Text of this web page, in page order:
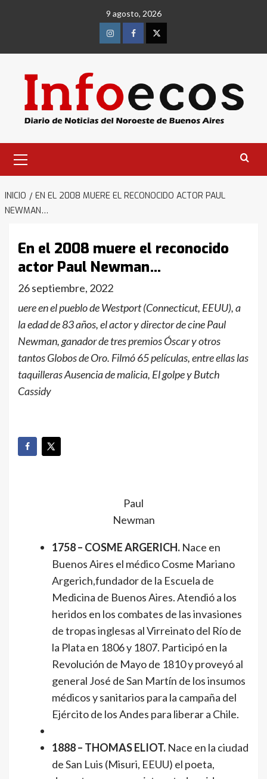
9 agosto, 2026
InstagramFacebookTwitter
primario
INICIO
EN EL 2008 MUERE EL RECONOCIDO ACTOR PAUL
NEWMAN…
En el 2008 muere el reconocido
actor Paul Newman…
26 septiembre, 2022
uere en el pueblo de Westport (Connecticut, EEUU), a
la edad de 83 años, el actor y director de cine Paul
Newman, ganador de tres premios Óscar y otros
tantos Globos de Oro. Filmó 65 películas, entre ellas las
taquilleras Ausencia de malicia, El golpe y Butch
Cassidy
Paul
Newman
1758 – COSME ARGERICH. Nace en
Buenos Aires el médico Cosme Mariano
Argerich,fundador de la Escuela de
Medicina de Buenos Aires. Atendió a los
heridos en los combates de las invasiones
de tropas inglesas al Virreinato del Río de
la Plata en 1806 y 1807. Participó en la
Revolución de Mayo de 1810 y proveyó al
general José de San Martín de los insumos
médicos y sanitarios para la campaña del
Ejército de los Andes para liberar a Chile.
1888 – THOMAS ELIOT. Nace en la ciudad
de San Luis (Misuri, EEUU) el poeta,